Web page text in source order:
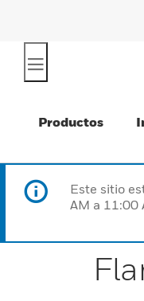
Productos
Este sitio
AM a 11:00